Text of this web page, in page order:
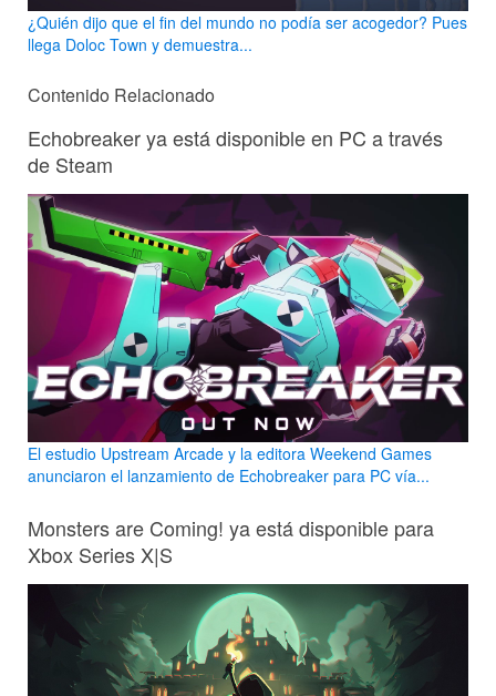
¿Quién dijo que el fin del mundo no podía ser acogedor? Pues
llega Doloc Town y demuestra...
Contenido Relacionado
Echobreaker ya está disponible en PC a través
de Steam
El estudio Upstream Arcade y la editora Weekend Games
anunciaron el lanzamiento de Echobreaker para PC vía...
Monsters are Coming! ya está disponible para
Xbox Series X|S